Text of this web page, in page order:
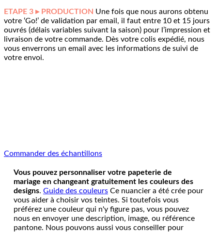
ETAPE 3 ▸ PRODUCTION Une fois que nous aurons obtenu
votre ‘Go!’ de validation par email, il faut entre 10 et 15 jours
ouvrés (délais variables suivant la saison) pour l’impression et
livraison de votre commande. Dès votre colis expédié, nous
vous enverrons un email avec les informations de suivi de
votre envoi.
Commander des échantillons
Vous pouvez personnaliser votre papeterie de
mariage en changeant gratuitement les couleurs des
designs. Guide des couleurs Ce nuancier a été crée pour
vous aider à choisir vos teintes. Si toutefois vous
préférez une couleur qui n'y figure pas, vous pouvez
nous en envoyer une description, image, ou référence
pantone. Nous pouvons aussi vous conseiller pour